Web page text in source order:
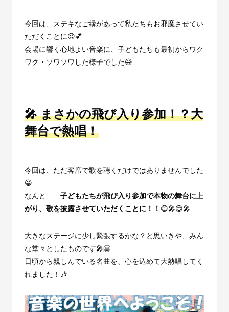
今回は、ステキなご縁があって私たちもお邪魔させてい
ただくことに😉💕
会場に響く心地よい音楽に、子どもたちも最初からワク
ワク・ソワソワした様子でした😅
🎤 まさかの飛び入り参加！？大
舞台で熱唱！
今回は、ただ客席で歌を聴くだけではありませんでした
😀
なんと
子どもたちが飛び入り参加で本物の舞台に上
がり、歌を披露させていただくことに！！ 😄🎤😄🎤
大きなステージに少し緊張するかな？と思いきや、みん
な堂々としたものです🎤🤗
日頃から親しんでいる名曲を、心を込めて大熱唱してく
れました！🎶